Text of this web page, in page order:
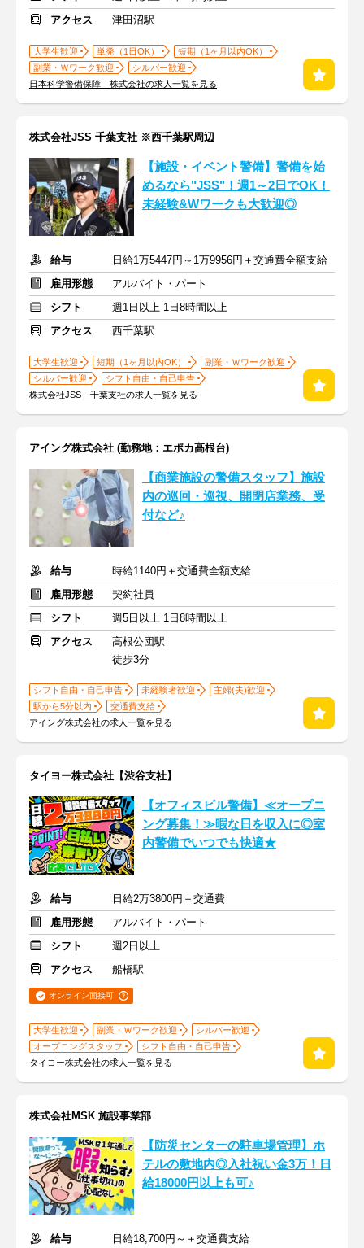
アクセス
津田沼駅
大学生歓迎 単発（1日OK）
短期（1ヶ月以内OK）
副業・Ｗワーク歓迎
シルバー歓迎
日本科学警備保障 株式会社の求人一覧を見る
株式会社JSS 千葉支社 ※西千葉駅周辺
【施設・イベント警備】警備を始
めるなら"JSS"！週1～2日でOK！
未経験&Wワークも大歓迎◎
給与
日給1万5447円～1万9956円＋交通費全額支給
雇用形態
アルバイト・パート
シフト
週1日以上 1日8時間以上
アクセス
西千葉駅
大学生歓迎 短期（1ヶ月以内OK）
副業・Ｗワーク歓迎
シルバー歓迎
シフト自由・自己申告
株式会社JSS 千葉支社の求人一覧を見る
アイング株式会社 (勤務地：エポカ高根台)
【商業施設の警備スタッフ】施設
内の巡回・巡視、開閉店業務、受
付など♪
給与
時給1140円＋交通費全額支給
雇用形態
契約社員
シフト
週5日以上 1日8時間以上
アクセス
高根公団駅
徒歩3分
シフト自由・自己申告 未経験者歓迎
主婦(夫)歓迎
駅から5分以内
交通費支給
アイング株式会社の求人一覧を見る
タイヨー株式会社【渋谷支社】
【オフィスビル警備】≪オープニ
ング募集！≫暇な日を収入に◎室
内警備でいつでも快適★
給与
日給2万3800円＋交通費
雇用形態
アルバイト・パート
シフト
週2日以上
アクセス
船橋駅
オンライン面接可
大学生歓迎 副業・Ｗワーク歓迎
シルバー歓迎
オープニングスタッフ
シフト自由・自己申告
タイヨー株式会社の求人一覧を見る
株式会社MSK 施設事業部
【防災センターの駐車場管理】ホ
テルの敷地内◎入社祝い金3万！日
給18000円以上も可♪
給与
日給18,700円～＋交通費支給